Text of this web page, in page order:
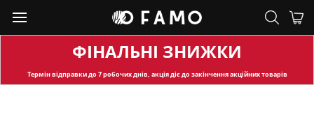
ФІНАЛЬНІ ЗНИЖКИ
Термін відправкидо 7 робочих днів, акція діє до закінчення акційних товарів